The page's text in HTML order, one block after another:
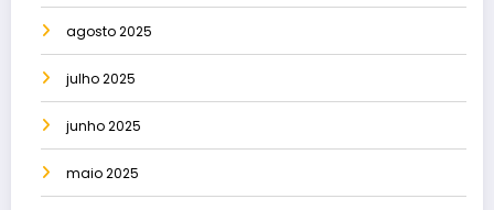
agosto 2025
julho 2025
junho 2025
maio 2025